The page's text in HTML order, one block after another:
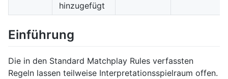
hinzugefügt
Einführung
Die in den Standard Matchplay Rules verfassten
Regeln lassen teilweise Interpretationsspielraum offen.